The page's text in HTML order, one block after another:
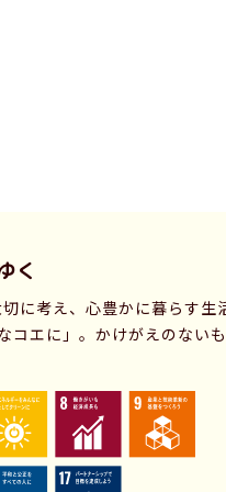
く
に考え、心豊かに暮らす生
コエに」。かけがえのない